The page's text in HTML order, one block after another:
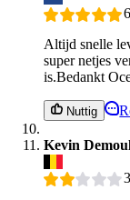
Altijd snelle
super netjes
is.Bedankt
Nuttig
Kevin